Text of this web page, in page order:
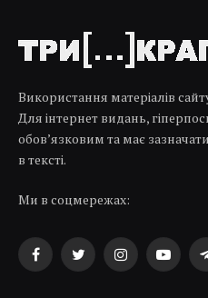
Використання матеріалів
Для інтернет видань,
обов’язковим та має
в тексті.
Ми в соцмережах:
FacebookTwitterInstagram